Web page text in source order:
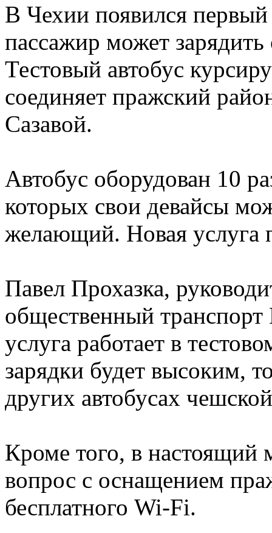
В Чехии появился
пассажир может зарядить
Тестовый автобус
соединяет пражский
Сазавой.
Автобус оборудован 10
которых свои девайсы
желающий. Новая услуга
Павел Прохазка,
общественный
услуга работает в
зарядки будет высоким,
других автобусах
Кроме того, в настоящий
вопрос с оснащением
бесплатного Wi-Fi.